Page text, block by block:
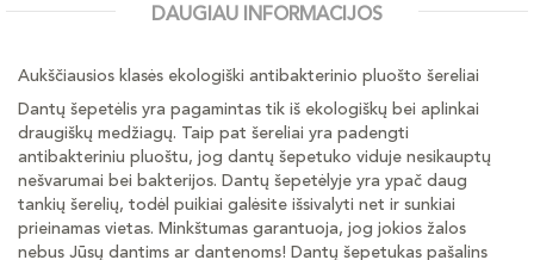
DAUGIAU INFORMACIJOS
Aukščiausios klasės ekologiški antibakterinio pluošto šereliai
Dantų šepetėlis yra pagamintas tik iš ekologiškų bei aplinkai
draugiškų medžiagų. Taip pat šereliai yra padengti
antibakteriniu pluoštu, jog dantų šepetuko viduje nesikauptų
nešvarumai bei bakterijos. Dantų šepetėlyje yra ypač daug
tankių šerelių, todėl puikiai galėsite išsivalyti net ir sunkiai
prieinamas vietas. Minkštumas garantuoja, jog jokios žalos
nebus Jūsų dantims ar dantenoms! Dantų šepetukas pašalins